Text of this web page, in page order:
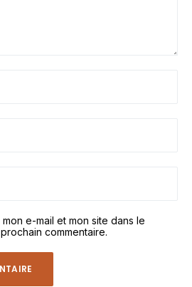
e-mail et mon site dans le
commentaire.